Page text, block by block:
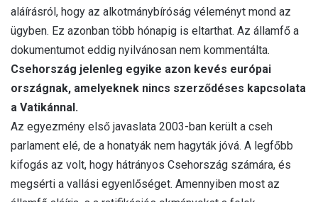
aláírásról, hogy az alkotmánybíróság véleményt mond az
ügyben. Ez azonban több hónapig is eltarthat. Az államfő a
dokumentumot eddig nyilvánosan nem kommentálta.
Csehország jelenleg egyike azon kevés európai
országnak, amelyeknek nincs szerződéses kapcsolata
a Vatikánnal.
Az egyezmény első javaslata 2003-ban került a cseh
parlament elé, de a honatyák nem hagyták jóvá. A legfőbb
kifogás az volt, hogy hátrányos Csehország számára, és
megsérti a vallási egyenlőséget. Amennyiben most az